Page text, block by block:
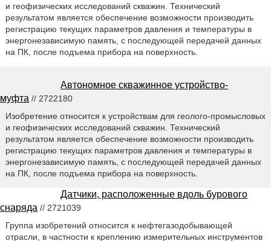
и геофизических исследований скважин. Технический
результатом является обеспечение возможности производить
регистрацию текущих параметров давления и температуры в
энергонезависимую память, с последующей передачей данных
на ПК, после подъема прибора на поверхность.
Автономное скважинное устройство-
муфта // 2722180
Изобретение относится к устройствам для геолого-промысловых
и геофизических исследований скважин. Технический
результатом является обеспечение возможности производить
регистрацию текущих параметров давления и температуры в
энергонезависимую память, с последующей передачей данных
на ПК, после подъема прибора на поверхность.
Датчики, расположенные вдоль бурового
снаряда // 2721039
Группа изобретений относится к нефтегазодобывающей
отрасли, в частности к креплению измерительных инструментов